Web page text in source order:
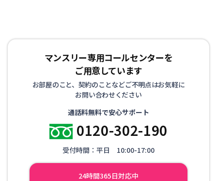
マンスリー専用コールセンターを
ご用意しています
お部屋のこと、契約のことなどご不明点はお気軽に
お問い合わせください
通話料無料で安心サポート
0120-302-190
受付時間：平日 10:00-17:00
24時間365日対応中